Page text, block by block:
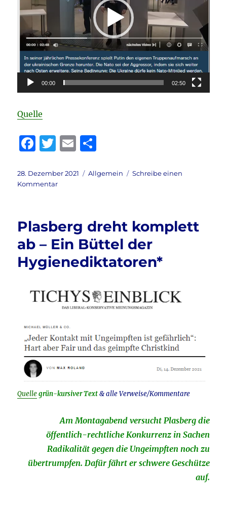
00:00 02:50
Quelle
F
c
e
o
o
k
T
it
te
E
ai le
Veröffentlicht
am
28. Dezember 2021 Kategorien
Allgemein
Schreibe einen
Kommentarzu
Plasberg dreht komplett
ab – Ein Büttel der
Hygienediktatoren*
Quelle grün-kursiver Text& alle Verweise/Kommentare
Am Montagabend versucht Plasberg die
öffentlich-rechtliche Konkurrenz in Sachen
Radikalität gegen die Ungeimpften noch zu
übertrumpfen. Dafür fährt er schwere Geschütze
auf.